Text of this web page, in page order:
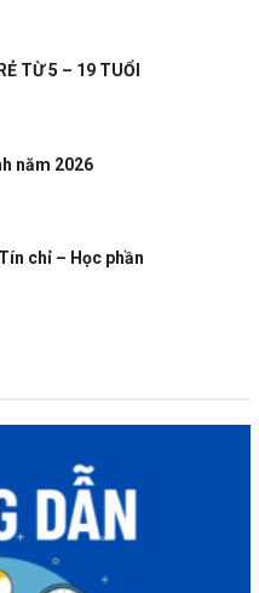
TỪ 5 – 19 TUỔI
năm 2026
chỉ – Học phần